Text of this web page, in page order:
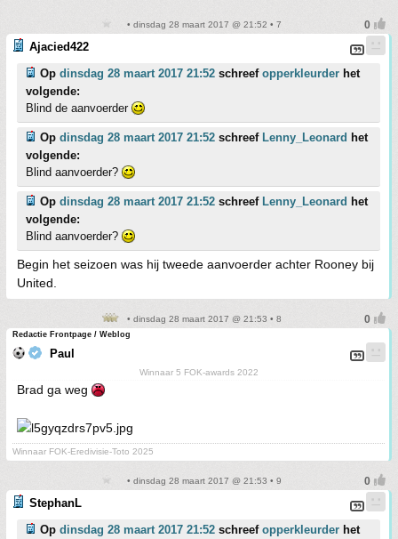
• dinsdag 28 maart 2017 @ 21:52 • 7
Ajacied422
Op dinsdag 28 maart 2017 21:52 schreef opperkleurder het
volgende:
Blind de aanvoerder
Op dinsdag 28 maart 2017 21:52 schreef Lenny_Leonard het
volgende:
Blind aanvoerder?
Op dinsdag 28 maart 2017 21:52 schreef Lenny_Leonard het
volgende:
Blind aanvoerder?
Begin het seizoen was hij tweede aanvoerder achter Rooney bij
United.
• dinsdag 28 maart 2017 @ 21:53 • 8
Redactie Frontpage / Weblog
Paul
Winnaar 5 FOK-awards 2022
Brad ga weg
Winnaar FOK-Eredivisie-Toto 2025
• dinsdag 28 maart 2017 @ 21:53 • 9
StephanL
Op dinsdag 28 maart 2017 21:52 schreef opperkleurder het